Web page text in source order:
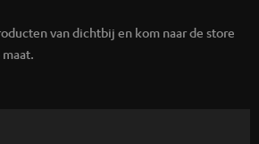
van dichtbij en kom naar de store